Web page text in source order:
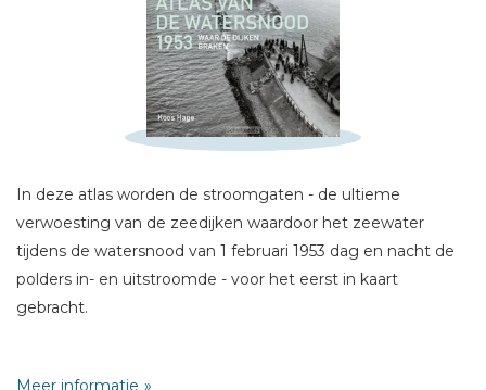
In deze atlas worden de stroomgaten - de ultieme
verwoesting van de zeedijken waardoor het zeewater
tijdens de watersnood van 1 februari 1953 dag en nacht de
polders in- en uitstroomde - voor het eerst in kaart
gebracht.
Meer informatie
Schrijf hieronder je review!
E-mail *
Titel *
Bericht *